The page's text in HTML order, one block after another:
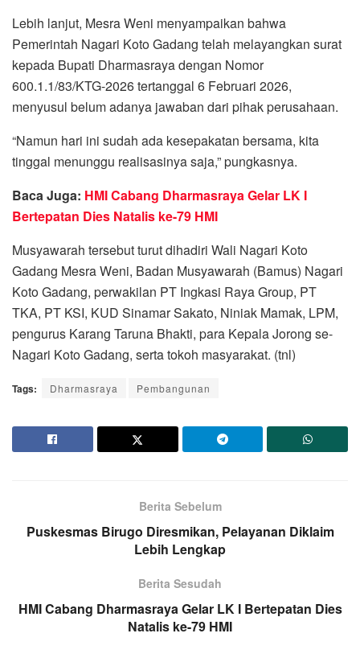
Lebih lanjut, Mesra Weni menyampaikan bahwa
Pemerintah Nagari Koto Gadang telah melayangkan surat
kepada Bupati Dharmasraya dengan Nomor
600.1.1/83/KTG-2026 tertanggal 6 Februari 2026,
menyusul belum adanya jawaban dari pihak perusahaan.
“Namun hari ini sudah ada kesepakatan bersama, kita
tinggal menunggu realisasinya saja,” pungkasnya.
Baca Juga: HMI Cabang Dharmasraya Gelar LK I
Bertepatan Dies Natalis ke-79 HMI
Musyawarah tersebut turut dihadiri Wali Nagari Koto
Gadang Mesra Weni, Badan Musyawarah (Bamus) Nagari
Koto Gadang, perwakilan PT Ingkasi Raya Group, PT
TKA, PT KSI, KUD Sinamar Sakato, Niniak Mamak, LPM,
pengurus Karang Taruna Bhakti, para Kepala Jorong se-
Nagari Koto Gadang, serta tokoh masyarakat. (tnl)
Tags: Dharmasraya Pembangunan
Berita Sebelum
Puskesmas Birugo Diresmikan, Pelayanan Diklaim
Lebih Lengkap
Berita Sesudah
HMI Cabang Dharmasraya Gelar LK I Bertepatan Dies
Natalis ke-79 HMI